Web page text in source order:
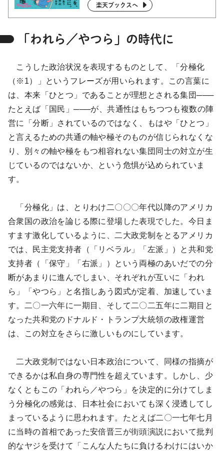
楽天ブックスへ
「われら／やつら」の時代に
こうした政治状況を表現するものとして、「分極化
（※1）」というフレーズが用いられます。この言葉に
は、本来「ひとつ」であることが理想とされる集団───
たとえば「国民」───が、共通性はもちつつも複数の陣
営に「分断」されているのではなく、もはや「ひとつ」
と言えるための共通の軸や極そのものが信じられなくな
り、別々の軸や極をもつ相容れない集団同士の対立が生
じているのではないか、という危惧が込められていま
す。
「分極化」は、とりわけ二〇〇〇年代以降のアメリカ
合衆国の政治を論じる際に登場した表現でした。今日ま
すます激化しているように、二大政党制をとるアメリカ
では、民主党支持者（「リベラル」「左派」）と共和党
支持者（「保守」「右派」）という両極のあいだでの分
断があまりに進んでしまい、それぞれが互いに「われ
ら」「やつら」と名指しあう図式が定着、加速していま
す。二〇一六年に一期目、そして二〇二五年に二期目と
なった共和党のドナルド・トランプ大統領の政権運営
は、この対立をさらに激しいものにしています。
二大政党制ではない日本政治について、同様の指摘が
できるかは私自身の専門性を超えています。しかし、少
なくともこの「われら／やつら」を決定的に分けてしま
う分極化の感覚は、日本社会においても深く浸透してし
まっているように思われます。たとえば二〇一七年七月
に当時の首相であった安倍晋三が街頭演説において批判
的なヤジを受けて「こんな人たちに負けるわけにはいか